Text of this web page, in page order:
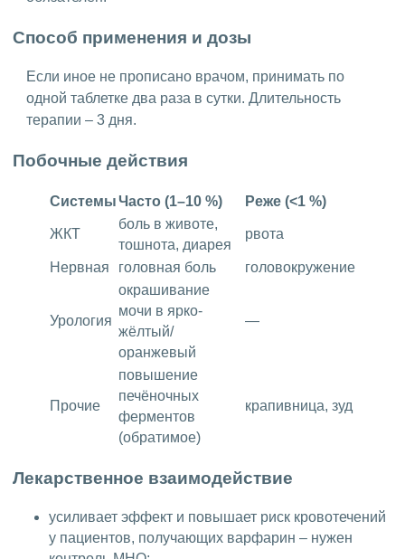
Способ применения и дозы
Если иное не прописано врачом, принимать по
одной таблетке два раза в сутки. Длительность
терапии – 3 дня.
Побочные действия
СистемыЧасто (1–10 %) Реже (<1 %)
ЖКТ
боль в животе,
тошнота, диарея
рвота
Нервная головная боль головокружение
Урология
окрашивание
мочи в ярко-
жёлтый/
оранжевый
—
Прочие
повышение
печёночных
ферментов
(обратимое)
крапивница, зуд
Лекарственное взаимодействие
усиливает эффект и повышает риск кровотечений
у пациентов, получающих варфарин – нужен